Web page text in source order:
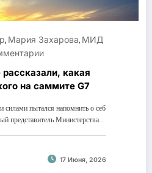
, Мария Захарова, МИД
какая
на саммите G7
силами пытался напомнить о себ
представитель Министерства…
17 Июня, 2026